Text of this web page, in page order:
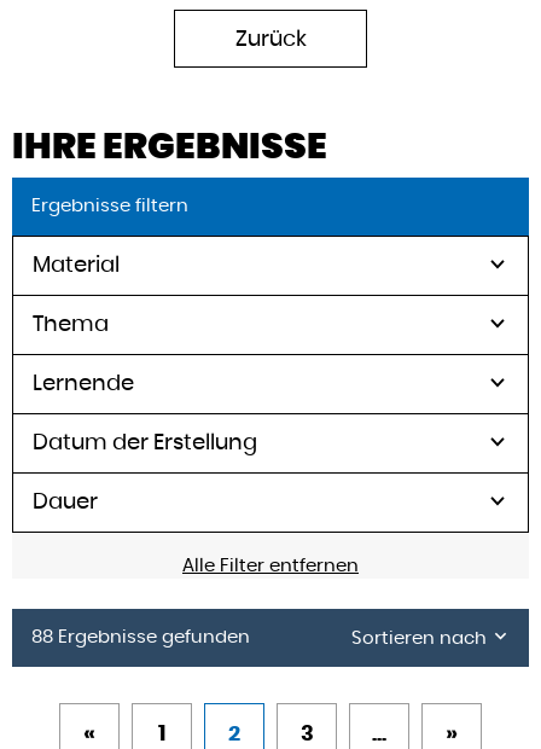
Zurück
IHRE ERGEBNISSE
Ergebnisse filtern
Material
Thema
Lernende
Datum der Erstellung
Dauer
Alle Filter entfernen
88 Ergebnisse gefunden Sortieren nach
« 1 2 3 ... »